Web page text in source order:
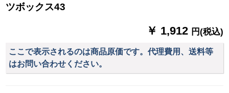
ツボックス43
￥ 1,912 円(税込)
ここで表示されるのは商品原価です。代理費用、送料等
はお問い合わせください。